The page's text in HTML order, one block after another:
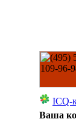
ICQ-
Ваша